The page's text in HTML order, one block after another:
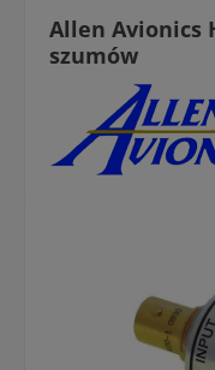
Allen Avionics
szumów